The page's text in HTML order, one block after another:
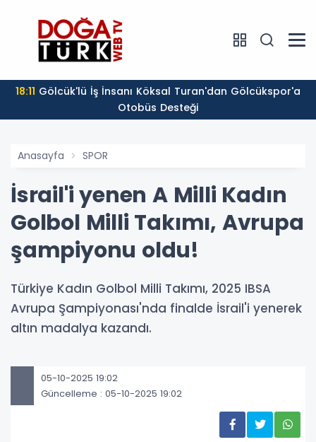
18:11
Otobüs Desteği
Anasayfa SPOR
İsrail'i yenen A Milli Kadın
Golbol Milli Takımı, Avrupa
şampiyonu oldu!
Türkiye Kadın Golbol Milli Takımı, 2025 IBSA
Avrupa Şampiyonası'nda finalde İsrail'i yenerek
altın madalya kazandı.
05-10-2025 19:02
Güncelleme : 05-10-2025 19:02